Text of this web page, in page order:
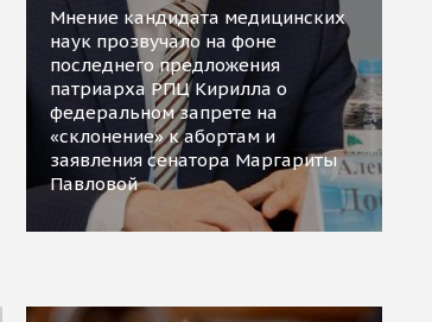
Мнение кандидата медицинских
наук прозвучало на фоне
последнего предложения
патриарха РПЦ Кирилла о
федеральном запрете на
«склонение» к абортам и
заявления сенатора Маргариты
Павловой